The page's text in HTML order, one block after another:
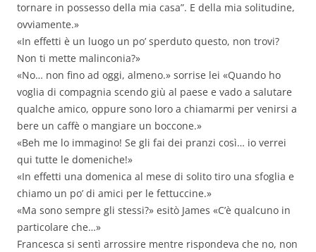
tornare in possesso della mia casa”. E della mia solitudine,
ovviamente.»
«In effetti è un luogo un po’ sperduto questo, non trovi?
Non ti mette malinconia?»
«No… non fino ad oggi, almeno.» sorrise lei «Quando ho
voglia di compagnia scendo giù al paese e vado a salutare
qualche amico, oppure sono loro a chiamarmi per venirsi a
bere un caffè o mangiare un boccone.»
«Beh me lo immagino! Se gli fai dei pranzi così… io verrei
qui tutte le domeniche!»
«In effetti una domenica al mese di solito tiro una sfoglia e
chiamo un po’ di amici per le fettuccine.»
«Ma sono sempre gli stessi?» esitò James «C’è qualcuno in
particolare che…»
Francesca si sentì arrossire mentre rispondeva che no, non